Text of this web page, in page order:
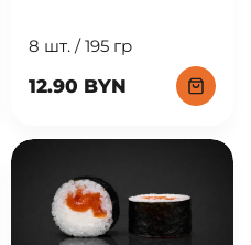
8 шт. / 195 гр
12.90 BYN